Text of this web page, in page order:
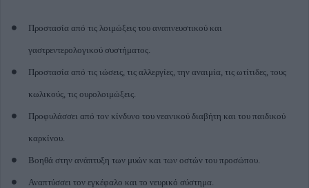
Προστασία από τις λοιμώξεις του αναπνευστικού και
γαστρεντερολογικού συστήματος.
Προστασία από τις ιώσεις, τις αλλεργίες, την αναιμία, τις ωτίτιδες, τους
κωλικούς, τις ουρολοιμώξεις.
Προφυλάσσει από τον κίνδυνο του νεανικού διαβήτη και του παιδικού
καρκίνου.
Βοηθά στην ανάπτυξη των μυών και των οστών του προσώπου.
Αναπτύσσει τον εγκέφαλο και το νευρικό σύστημα.